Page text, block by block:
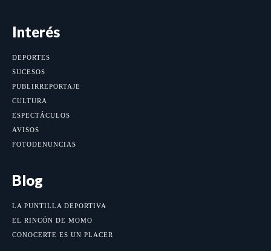
Interés
DEPORTES
SUCESOS
PUBLIRREPORTAJE
CULTURA
ESPECTÁCULOS
AVISOS
FOTODENUNCIAS
Blog
LA PUNTILLA DEPORTIVA
EL RINCÓN DE MOMO
CONOCERTE ES UN PLACER